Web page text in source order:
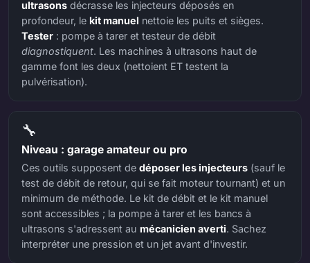
ultrasonsdécrasse les injecteurs déposés en
profondeur, le kit manuel nettoie les puits et sièges.
Tester: pompe à tarer et testeur de débit
diagnostiquent. Les machines à ultrasons haut de
gamme font les deux (nettoient ET testent la
pulvérisation).
🔧
Niveau : garage amateur ou pro
Ces outils supposent de déposer les injecteurs(sauf le
test de débit de retour, qui se fait moteur tournant) et un
minimum de méthode. Le kit de débit et le kit manuel
sont accessibles ; la pompe à tarer et les bancs à
ultrasons s'adressent au mécanicien averti. Sachez
interpréter une pression et un jet avant d'investir.